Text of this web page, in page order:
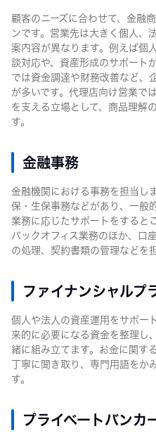
顧客のニーズに合わせて、金融
ンです。営業先は大きく個人、
案内容が異なります。例えば個
談対応や、資産形成のサポート
では資金調達や財務改善など、
が多いです。代理店向け営業で
を支える立場として、商品理解
す。
金融事務
金融機関における事務を担当し
保・生保事務などがあり、一般
業務に応じたサポートをすると
バックオフィス業務のほか、口
の処理、契約書類の管理などを
ファイナンシャルプ
個人や法人の資産運用をサポー
来的に必要になる資金を整理し
緒に組み立てます。お金に関す
丁寧に聞き取り、専門用語をか
す。
プライベートバンカ